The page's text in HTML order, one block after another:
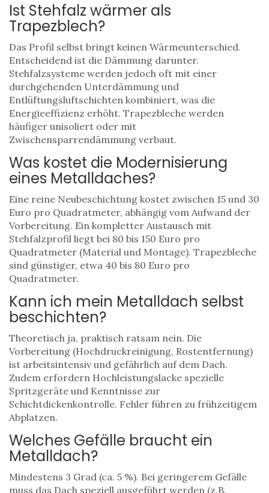
Ist Stehfalz wärmer als
Trapezblech?
Das Profil selbst bringt keinen Wärmeunterschied.
Entscheidend ist die Dämmung darunter.
Stehfalzsysteme werden jedoch oft mit einer
durchgehenden Unterdämmung und
Entlüftungsluftschichten kombiniert, was die
Energieeffizienz erhöht. Trapezbleche werden
häufiger unisoliert oder mit
Zwischensparrendämmung verbaut.
Was kostet die Modernisierung
eines Metalldaches?
Eine reine Neubeschichtung kostet zwischen 15 und 30
Euro pro Quadratmeter, abhängig vom Aufwand der
Vorbereitung. Ein kompletter Austausch mit
Stehfalzprofil liegt bei 80 bis 150 Euro pro
Quadratmeter (Material und Montage). Trapezbleche
sind günstiger, etwa 40 bis 80 Euro pro
Quadratmeter.
Kann ich mein Metalldach selbst
beschichten?
Theoretisch ja, praktisch ratsam nein. Die
Vorbereitung (Hochdruckreinigung, Rostentfernung)
ist arbeitsintensiv und gefährlich auf dem Dach.
Zudem erfordern Hochleistungslacke spezielle
Spritzgeräte und Kenntnisse zur
Schichtdickenkontrolle. Fehler führen zu frühzeitigem
Abplatzen.
Welches Gefälle braucht ein
Metalldach?
Mindestens 3 Grad (ca. 5 %). Bei geringerem Gefälle
muss das Dach speziell ausgeführt werden (z.B.